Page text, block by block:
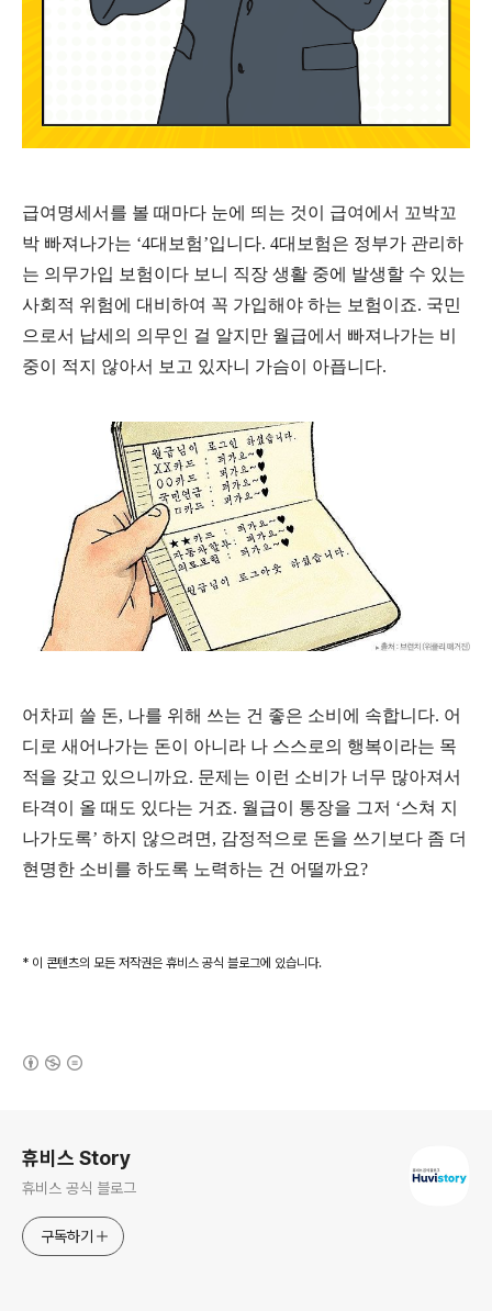
급여명세서를 볼 때마다 눈에 띄는 것이 급여에서 꼬박꼬
박 빠져나가는 ‘4대보험’입니다. 4대보험은 정부가 관리하
는 의무가입 보험이다 보니 직장 생활 중에 발생할 수 있는
사회적 위험에 대비하여 꼭 가입해야 하는 보험이죠. 국민
으로서 납세의 의무인 걸 알지만 월급에서 빠져나가는 비
중이 적지 않아서 보고 있자니 가슴이 아픕니다.
어차피 쓸 돈, 나를 위해 쓰는 건 좋은 소비에 속합니다. 어
디로 새어나가는 돈이 아니라 나 스스로의 행복이라는 목
적을 갖고 있으니까요. 문제는 이런 소비가 너무 많아져서
타격이 올 때도 있다는 거죠. 월급이 통장을 그저 ‘스쳐 지
나가도록’ 하지 않으려면 , 감정적으로 돈을 쓰기보다 좀 더
현명한 소비를 하도록 노력하는 건 어떨까요?
* 이 콘텐츠의 모든 저작권은 휴비스 공식 블로그에 있습니다.
휴비스 Story
휴비스 공식 블로그
구독하기